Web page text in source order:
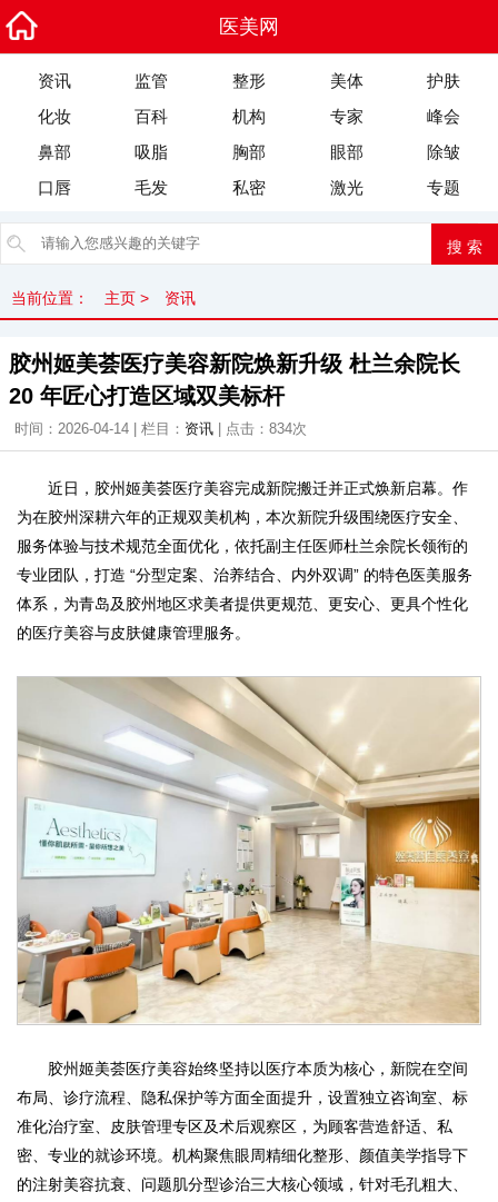
医美网
资讯 监管 整形 美体
护肤
化妆
百科 机构 专家
峰会
鼻部
吸脂 胸部 眼部
除皱
口唇
毛发 私密 激光 专题
当前位置： 主页 > 资讯
胶州姬美荟医疗美容新院焕新升级 杜兰余院长
20 年匠心打造区域双美标杆
时间：2026-04-14 | 栏目： 资讯 | 点击： 834次
近日，胶州姬美荟医疗美容完成新院搬迁并正式焕新启幕。作
为在胶州深耕六年的正规双美机构，本次新院升级围绕医疗安全、
服务体验与技术规范全面优化，依托副主任医师杜兰余院长领衔的
专业团队，打造 “分型定案、治养结合、内外双调” 的特色医美服务
体系，为青岛及胶州地区求美者提供更规范、更安心、更具个性化
的医疗美容与皮肤健康管理服务。
胶州姬美荟医疗美容始终坚持以医疗本质为核心，新院在空间
布局、诊疗流程、隐私保护等方面全面提升，设置独立咨询室、标
准化治疗室、皮肤管理专区及术后观察区，为顾客营造舒适、私
密、专业的就诊环境。机构聚焦眼周精细化整形、颜值美学指导下
的注射美容抗衰、问题肌分型诊治三大核心领域，针对毛孔粗大、